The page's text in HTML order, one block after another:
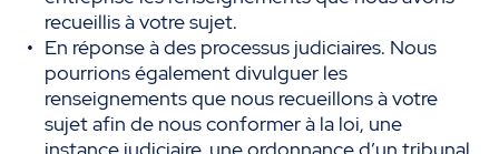
recueillis à votre sujet.
En réponse à des processus judiciaires. Nous
pourrions également divulguer les
renseignements que nous recueillons à votre
sujet afin de nous conformer à la loi, une